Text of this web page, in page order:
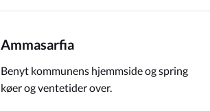
Ammasarfia
Benyt kommunens hjemmside og spring
køer og ventetider over.